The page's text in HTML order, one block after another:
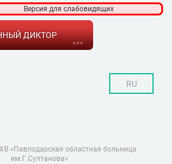
Версия для слабовидящих
ДИКТОР
RU
«Павлодарская областная больница
им.Г.Султанова»